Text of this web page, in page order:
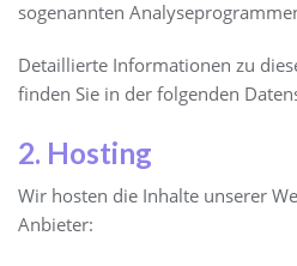
sogenannten
Detaillierte Informationen zu
finden Sie in der folgenden
2. Hosting
Wir hosten die Inhalte unserer
Anbieter: